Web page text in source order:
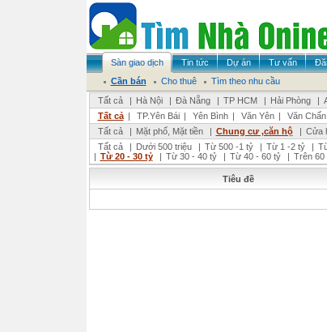
Sàn giao dịch Tin tức Dự án Tư vấn
Cần bán
Cho thuê
Tìm theo nhu cầu
Tất cả
| Hà Nội | Đà Nẵng | TP HCM | Hải Phòng |
Tất cả | TP.Yên Bái | Yên Bình | Văn Yên | Văn Chấn
Tất cả
| Mặt phố, Mặt tiền | Chung cư ,căn hộ | Cửa
Tất cả
| Dưới 500 triệu | Từ 500 -1 tỷ | Từ 1 -2 tỷ |
| Từ 20 - 30 tỷ | Từ 30 - 40 tỷ | Từ 40 - 60 tỷ | Trên 60
Tiêu đề